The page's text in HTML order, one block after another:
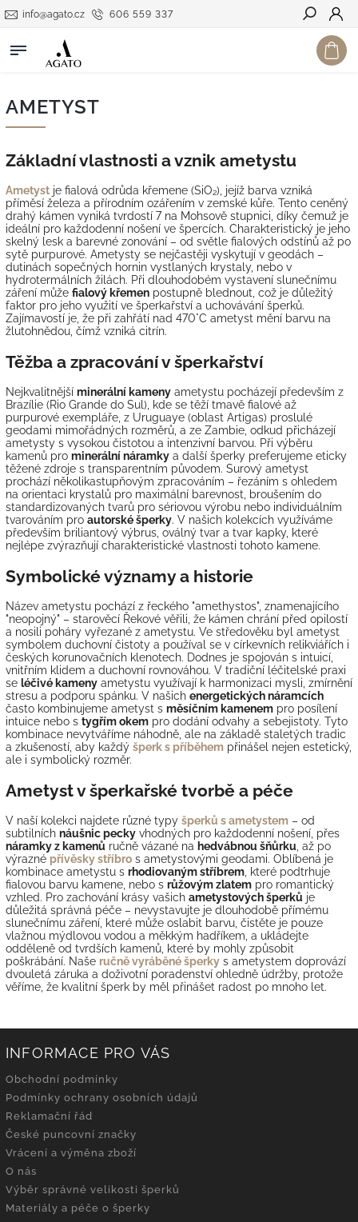
606 559 337
info@agato.cz
Hledat
AMETYST
Základní vlastnosti a vznik ametystu
Ametyst je fialová odrůda křemene (SiO₂), jejíž barva vzniká
příměsí železa a přírodním ozářením v zemské kůře. Tento ceněný
drahý kámen vyniká tvrdostí 7 na Mohsově stupnici, díky čemuž je
ideální pro každodenní nošení ve špercích. Charakteristický je jeho
skelný lesk a barevné zonování – od světle fialových odstínů až po
sytě purpurové. Ametysty se nejčastěji vyskytují v geodách –
dutinách sopečných hornin vystlaných krystaly, nebo v
hydrotermálních žilách. Při dlouhodobém vystavení slunečnímu
záření může fialový křemen postupně blednout, což je důležitý
faktor pro jeho využití ve šperkařství a uchovávání šperků.
Zajímavostí je, že při zahřátí nad 470°C ametyst mění barvu na
žlutohnědou, čímž vzniká citrín.
Těžba a zpracování v šperkařství
Nejkvalitnější minerální kameny ametystu pocházejí především z
Brazílie (Rio Grande do Sul), kde se těží tmavě fialové až
purpurové exempláře, z Uruguaye (oblast Artigas) proslulé
geodami mimořádných rozměrů, a ze Zambie, odkud přicházejí
ametysty s vysokou čistotou a intenzivní barvou. Při výběru
kamenů pro minerální náramky a další šperky preferujeme eticky
těžené zdroje s transparentním původem. Surový ametyst
prochází několikastupňovým zpracováním – řezáním s ohledem
na orientaci krystalů pro maximální barevnost, broušením do
standardizovaných tvarů pro sériovou výrobu nebo individuálním
tvarováním pro autorské šperky. V našich kolekcích využíváme
především briliantový výbrus, oválný tvar a tvar kapky, které
nejlépe zvýrazňují charakteristické vlastnosti tohoto kamene.
Symbolické významy a historie
Název ametystu pochází z řeckého "amethystos", znamenajícího
"neopojný" – starověcí Řekové věřili, že kámen chrání před opilostí
a nosili poháry vyřezané z ametystu. Ve středověku byl ametyst
symbolem duchovní čistoty a používal se v církevních relikviářích i
českých korunovačních klenotech. Dodnes je spojován s intuicí,
vnitřním klidem a duchovní rovnováhou. V tradiční léčitelské praxi
se léčivé kameny ametystu využívají k harmonizaci mysli, zmírnění
stresu a podporu spánku. V našich energetických náramcích
často kombinujeme ametyst s měsíčním kamenem pro posílení
intuice nebo s tygřím okem pro dodání odvahy a sebejistoty. Tyto
kombinace nevytváříme náhodně, ale na základě staletých tradic
a zkušeností, aby každý šperk s příběhem přinášel nejen estetický,
ale i symbolický rozměr.
Ametyst v šperkařské tvorbě a péče
V naší kolekci najdete různé typy šperků s ametystem – od
subtilních náušnic pecky vhodných pro každodenní nošení, přes
náramky z kamenů ručně vázané na hedvábnou šňůrku , až po
výrazné přívěsky stříbro s ametystovými geodami. Oblíbená je
kombinace ametystu s rhodiovaným stříbrem , které podtrhuje
fialovou barvu kamene, nebo s růžovým zlatem pro romantický
vzhled. Pro zachování krásy vašich ametystových šperků je
důležitá správná péče – nevystavujte je dlouhodobě přímému
slunečnímu záření, které může oslabit barvu, čistěte je pouze
vlažnou mýdlovou vodou a měkkým hadříkem, a ukládejte
odděleně od tvrdších kamenů, které by mohly způsobit
poškrábání. Naše ručně vyráběné šperky s ametystem doprovází
dvouletá záruka a doživotní poradenství ohledně údržby, protože
věříme, že kvalitní šperk by měl přinášet radost po mnoho let.
INFORMACE PRO VÁS
Obchodní podmínky
Podmínky ochrany osobních údajů
Reklamační řád
České puncovní značky
Vrácení a výměna zboží
O nás
Výběr správné velikosti šperků
Materiály a péče o šperky